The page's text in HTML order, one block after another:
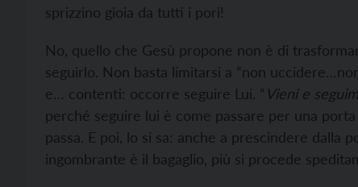
sprizzino gioia da tutti i pori!
No, quello che Gesù propone non è di
seguirlo. Non basta limitarsi a “non
e… contenti: occorre seguire Lui. “ Vieni e
perché seguire lui è come passare per una
passa. E poi, lo si sa: anche a prescindere dalla
ingombrante è il bagaglio, più si procede